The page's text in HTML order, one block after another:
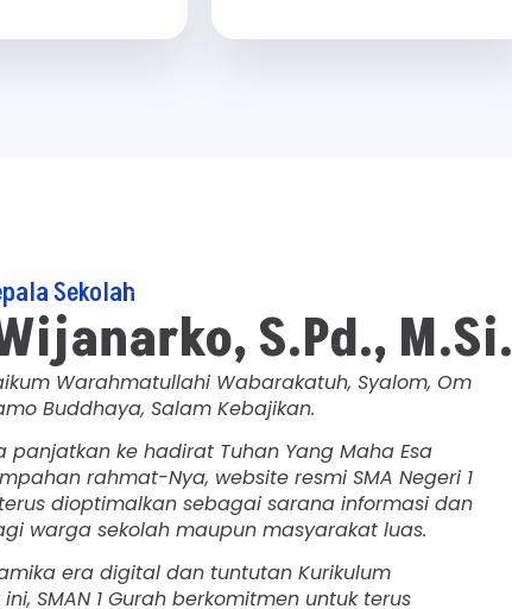
Sekolah
S.Pd., M.Si.
Warahmatullahi Wabarakatuh, Syalom, Om
Buddhaya, Salam Kebajikan.
panjatkan ke hadirat Tuhan Yang Maha Esa
rahmat-Nya, website resmi SMA Negeri 1
dioptimalkan sebagai sarana informasi dan
warga sekolah maupun masyarakat luas.
era digital dan tuntutan Kurikulum
SMAN 1 Gurah berkomitmen untuk terus